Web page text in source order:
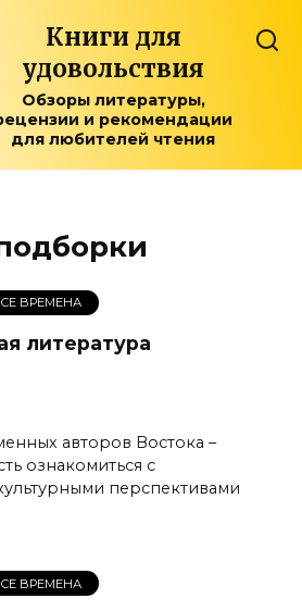
Книги для
удовольствия
Обзоры литературы,
и рекомендации
для любителей чтения
ВРЕМЕНА
литература
авторов Востока –
ознакомиться с
перспективами
ВРЕМЕНА